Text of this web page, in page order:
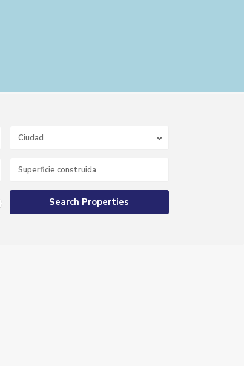
Ciudad